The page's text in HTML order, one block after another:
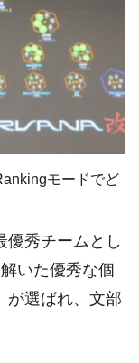
モードでど
優秀チームとし
いた優秀な個
が選ばれ、文部